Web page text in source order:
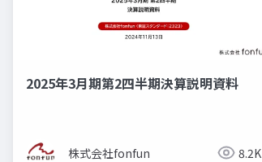
2025年3月期第2四半期決算説明資料
株式会社fonfun 8.2K